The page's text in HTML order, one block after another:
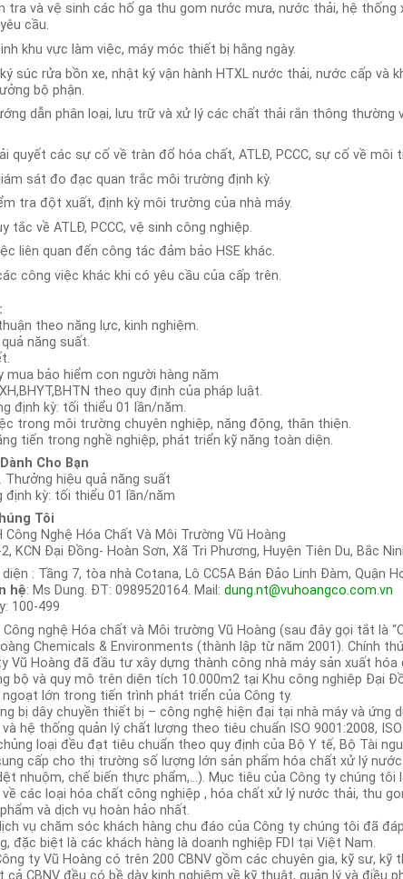
tra và vệ sinh các hố ga thu gom nước mưa, nước thải, hệ
cầu.
khu vực làm việc, máy móc thiết bị hằng ngày.
súc rửa bồn xe, nhật ký vận hành HTXL nước thải, nước cấp và
bộ phận.
dẫn phân loại, lưu trữ và xử lý các chất thải rắn thông thường
quyết các sự cố về tràn đổ hóa chất, ATLĐ, PCCC, sự cố về môi
sát đo đạc quan trắc môi trường định kỳ.
tra đột xuất, định kỳ môi trường của nhà máy.
tắc về ATLĐ, PCCC, vệ sinh công nghiệp.
liên quan đến công tác đảm bảo HSE khác.
công việc khác khi có yêu cầu của cấp trên.
theo năng lực, kinh nghiệm.
năng suất.
mua bảo hiểm con người hàng năm
theo quy định của pháp luật.
định kỳ: tối thiểu 01 lần/năm.
trong môi trường chuyên nghiệp, năng động, thân thiện.
tiến trong nghề nghiệp, phát triển kỹ năng toàn diện.
Cho Bạn
Thưởng hiệu quả năng suất
định kỳ: tối thiểu 01 lần/năm
Tôi
Công Nghệ Hóa Chất Và Môi Trường Vũ Hoàng
KCN Đại Đồng- Hoàn Sơn, Xã Tri Phương, Huyện Tiên Du, Bắc
: Tầng 7, tòa nhà Cotana, Lô CC5A Bán Đảo Linh Đàm, Quận
hệ: Ms Dung. ĐT: 0989520164. Mail: dung.nt@vuhoangco.com.vn
100-499
nghệ Hóa chất và Môi trường Vũ Hoàng (sau đây gọi tắt là
Chemicals & Environments (thành lập từ năm 2001). Chính
Vũ Hoàng đã đầu tư xây dựng thành công nhà máy sản xuất
bộ và quy mô trên diện tích 10.000m2 tại Khu công nghiệp Đại
lớn trong tiến trình phát triển của Công ty.
bị dây chuyền thiết bị – công nghệ hiện đại tại nhà máy và ứng
hệ thống quản lý chất lượng theo tiêu chuẩn ISO 9001:2008,
loại đều đạt tiêu chuẩn theo quy định của Bộ Y tế, Bộ Tài
cấp cho thị trường số lượng lớn sản phẩm hóa chất xử lý
nhuộm, chế biến thực phẩm,…). Mục tiêu của Công ty chúng tôi
các loại hóa chất công nghiệp , hóa chất xử lý nước thải, thu
và dịch vụ hoàn hảo nhất.
vụ chăm sóc khách hàng chu đáo của Công ty chúng tôi đã
đặc biệt là các khách hàng là doanh nghiệp FDI tại Việt Nam.
ty Vũ Hoàng có trên 200 CBNV gồm các chuyên gia, kỹ sư,
CBNV đều có bề dày kinh nghiệm về kỹ thuật, quản lý và điều